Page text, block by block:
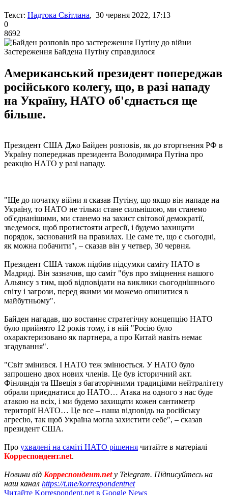
Текст: Надтока Світлана, 30 червня 2022, 17:13
0
8692
Застереження Байдена Путіну справдилося
Американський президент попереджав
російського колегу, що, в разі нападу
на Україну, НАТО об'єднається ще
більше.
Президент США Джо Байден розповів, як до вторгнення РФ в
Україну попереджав президента Володимира Путіна про
реакцію НАТО у разі нападу.
"Ще до початку війни я сказав Путіну, що якщо він нападе на
Україну, то НАТО не тільки стане сильнішою, ми станемо
об'єднанішими, ми станемо на захист світової демократії,
зведемося, щоб протистояти агресії, і будемо захищати
порядок, заснований на правилах. Це саме те, що є сьогодні,
як можна побачити", – сказав він у четвер, 30 червня.
Президент США також підбив підсумки саміту НАТО в
Мадриді. Він зазначив, що саміт "був про зміцнення нашого
Альянсу з тим, щоб відповідати на виклики сьогоднішнього
світу і загрози, перед якими ми можемо опинитися в
майбутньому".
Байден нагадав, що востаннє стратегічну концепцію НАТО
було прийнято 12 років тому, і в ній "Росію було
охарактеризовано як партнера, а про Китай навіть немає
згадування".
"Світ змінився. І НАТО теж змінюється. У НАТО було
запрошено двох нових членів. Це був історичний акт.
Фінляндія та Швеція з багаторічними традиціями нейтралітету
обрали приєднатися до НАТО… Атака на одного з нас буде
атакою на всіх, і ми будемо захищати кожен сантиметр
території НАТО… Це все – наша відповідь на російську
агресію, так щоб Україна могла захистити себе", – сказав
президент США.
Про ухвалені на саміті НАТО рішення читайте в матеріалі
Корреспондент.net.
Новини від Корреспондент.netу Telegram. Підписуйтесь на
наш канал https://t.me/korrespondentnet
Читайте Korrespondent.net в Google News